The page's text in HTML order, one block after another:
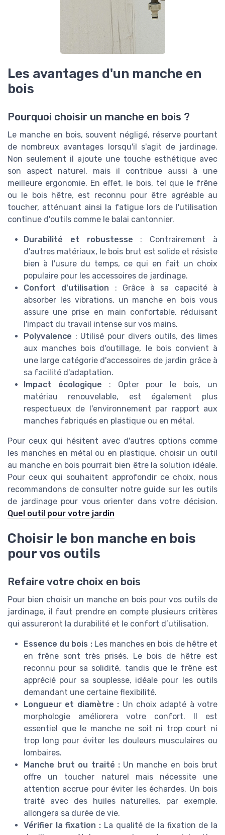
Les avantages d'un manche en
bois
Pourquoi choisir un manche en bois ?
Le manche en bois, souvent négligé, réserve pourtant
de nombreux avantages lorsqu'il s'agit de jardinage.
Non seulement il ajoute une touche esthétique avec
son aspect naturel, mais il contribue aussi à une
meilleure ergonomie. En effet, le bois, tel que le frêne
ou le bois hêtre, est reconnu pour être agréable au
toucher, atténuant ainsi la fatigue lors de l'utilisation
continue d'outils comme le balai cantonnier.
Durabilité et robustesse : Contrairement à
d'autres matériaux, le bois brut est solide et résiste
bien à l'usure du temps, ce qui en fait un choix
populaire pour les accessoires de jardinage.
Confort d'utilisation : Grâce à sa capacité à
absorber les vibrations, un manche en bois vous
assure une prise en main confortable, réduisant
l'impact du travail intense sur vos mains.
Polyvalence : Utilisé pour divers outils, des limes
aux manches bois d'outillage, le bois convient à
une large catégorie d'accessoires de jardin grâce à
sa facilité d'adaptation.
Impact écologique : Opter pour le bois, un
matériau renouvelable, est également plus
respectueux de l'environnement par rapport aux
manches fabriqués en plastique ou en métal.
Pour ceux qui hésitent avec d'autres options comme
les manches en métal ou en plastique, choisir un outil
au manche en bois pourrait bien être la solution idéale.
Pour ceux qui souhaitent approfondir ce choix, nous
recommandons de consulter notre guide sur les outils
de jardinage pour vous orienter dans votre décision.
Quel outil pour votre jardin
Choisir le bon manche en bois
pour vos outils
Refaire votre choix en bois
Pour bien choisir un manche en bois pour vos outils de
jardinage, il faut prendre en compte plusieurs critères
qui assureront la durabilité et le confort d’utilisation.
Essence du bois :Les manches en bois de hêtre et
en frêne sont très prisés. Le bois de hêtre est
reconnu pour sa solidité, tandis que le frêne est
apprécié pour sa souplesse, idéale pour les outils
demandant une certaine flexibilité.
Longueur et diamètre : Un choix adapté à votre
morphologie améliorera votre confort. Il est
essentiel que le manche ne soit ni trop court ni
trop long pour éviter les douleurs musculaires ou
lombaires.
Manche brut ou traité :Un manche en bois brut
offre un toucher naturel mais nécessite une
attention accrue pour éviter les échardes. Un bois
traité avec des huiles naturelles, par exemple,
allongera sa durée de vie.
Vérifier la fixation : La qualité de la fixation de la